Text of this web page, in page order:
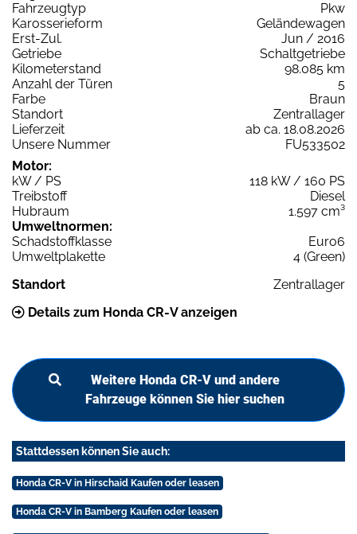
Fahrzeugtyp
Pkw
Karosserieform
Geländewagen
Erst-Zul.
Jun / 2016
Getriebe
Schaltgetriebe
Kilometerstand
98.085 km
Anzahl der Türen
5
Farbe
Braun
Standort
Zentrallager
Lieferzeit
ab ca. 18.08.2026
Unsere Nummer
FU533502
Motor:
kW / PS
118 kW / 160 PS
Treibstoff
Diesel
Hubraum
1.597 cm³
Umweltnormen:
Schadstoffklasse
Euro6
Umweltplakette
4 (Green)
Standort
Zentrallager
Details zum Honda CR-V anzeigen
Weitere Honda CR-V und andere
Fahrzeuge können Sie hier suchen
Stattdessen können Sie auch:
Honda CR-V in Hirschaid Kaufen oder leasen
Honda CR-V in Bamberg Kaufen oder leasen